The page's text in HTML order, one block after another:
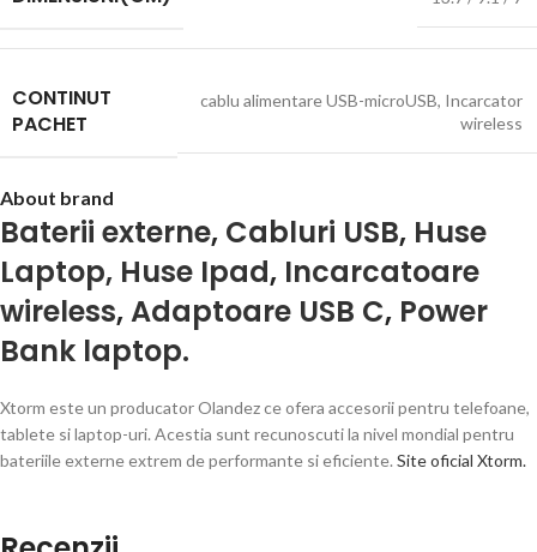
CONTINUT
PACHET
cablu alimentare USB-microUSB, Incarcator
wireless
About brand
Baterii externe, Cabluri USB, Huse
Laptop, Huse Ipad, Incarcatoare
wireless,Adaptoare USB C, Power
Bank laptop.
Xtorm este un producator Olandez ce ofera accesorii pentru telefoane,
tablete si laptop-uri. Acestia sunt recunoscuti la nivel mondial pentru
bateriile externe extrem de performante si eficiente. Site oficial Xtorm.